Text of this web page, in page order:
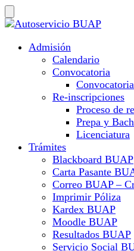
Admisión
Calendario
Convocatoria
Re-inscripciones
Proceso de
Prepa y
Licenciatura
Trámites
Blackboard BUAP
Carta Pasante
Correo BUAP –
Imprimir Póliza
Kardex BUAP
Moodle BUAP
Resultados BUAP
Servicio Social